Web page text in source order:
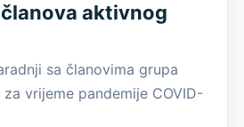
aktivnog
sa članovima grupa
vrijeme pandemije COVID-